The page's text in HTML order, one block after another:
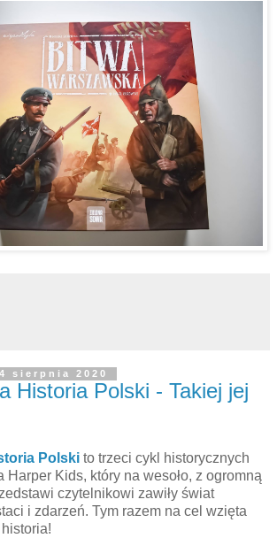
sierpnia 2020
Historia Polski - Takiej jej
Polski to trzeci cykl historycznych
Kids, który na wesoło, z ogromną
czytelnikowi zawiły świat
i zdarzeń. Tym razem na cel wzięta